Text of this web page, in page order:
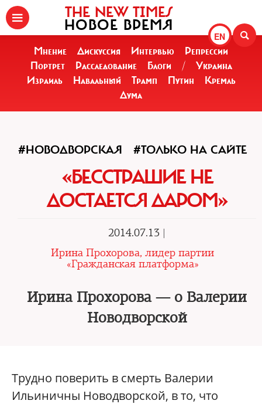
EN
THE NEW TIMES
НОВОЕ ВРЕМЯ
Мнение Дискуссия Интервью
Репрессии
Портрет
Расследование Блоги /
Украина
Израиль
Навальный Трамп Путин
Кремль
Дума
#НОВОДВОРСКАЯ #ТОЛЬКО НА САЙТЕ
«БЕССТРАШИЕ НЕ
ДОСТАЕТСЯ ДАРОМ»
2014.07.13 |
Ирина Прохорова, лидер партии
«Гражданская платформа»
Ирина Прохорова — о Валерии
Новодворской
Трудно поверить в смерть Валерии
Ильиничны Новодворской, в то, что